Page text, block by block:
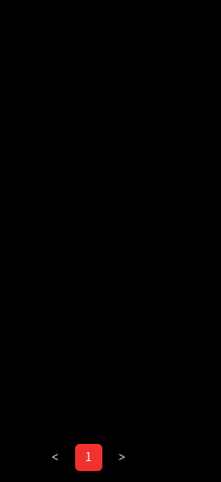
< 1 >